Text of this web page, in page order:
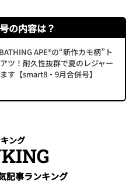
の内容は？
APE®の“新作カモ柄”ト
ツ！耐久性抜群で夏のレジャー
す【smart8・9月合併号】
ング
記事ランキング